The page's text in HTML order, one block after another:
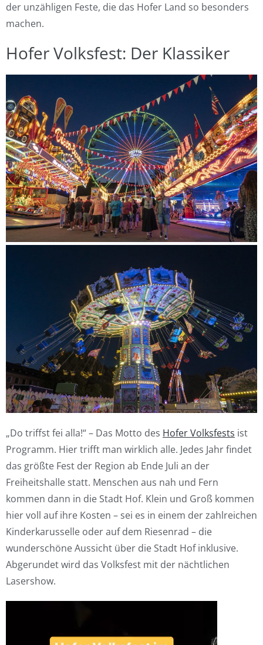
der unzähligen Feste, die das Hofer Land so besonders
machen.
Hofer Volksfest: Der Klassiker
„Do triffst fei alla!“ – Das Motto des Hofer Volksfests ist
Programm. Hier trifft man wirklich alle. Jedes Jahr findet
das größte Fest der Region ab Ende Juli an der
Freiheitshalle statt. Menschen aus nah und Fern
kommen dann in die Stadt Hof. Klein und Groß kommen
hier voll auf ihre Kosten – sei es in einem der zahlreichen
Kinderkarusselle oder auf dem Riesenrad – die
wunderschöne Aussicht über die Stadt Hof inklusive.
Abgerundet wird das Volksfest mit der nächtlichen
Lasershow.